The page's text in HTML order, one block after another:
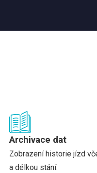
Archivace dat
Zobrazení historie jízd
a délkou stání.